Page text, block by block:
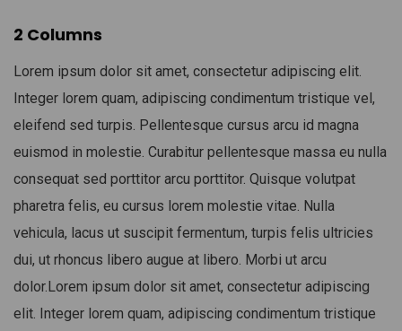
2 Columns
Lorem ipsum dolor sit amet, consectetur adipiscing elit.
Integer lorem quam, adipiscing condimentum tristique vel,
eleifend sed turpis. Pellentesque cursus arcu id magna
euismod in molestie. Curabitur pellentesque massa eu nulla
consequat sed porttitor arcu porttitor. Quisque volutpat
pharetra felis, eu cursus lorem molestie vitae. Nulla
vehicula, lacus ut suscipit fermentum, turpis felis ultricies
dui, ut rhoncus libero augue at libero. Morbi ut arcu
dolor.Lorem ipsum dolor sit amet, consectetur adipiscing
elit. Integer lorem quam, adipiscing condimentum tristique